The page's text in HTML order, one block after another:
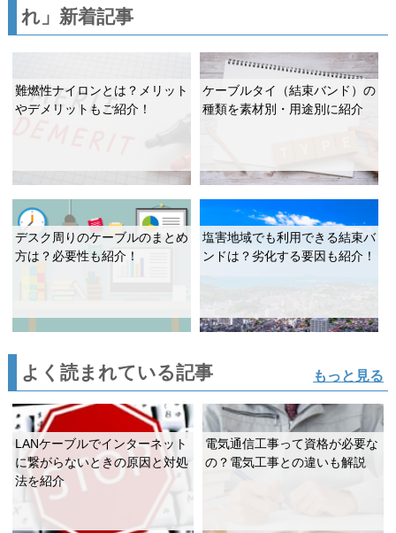
れ」新着記事
難燃性ナイロンとは？メリット
やデメリットもご紹介！
ケーブルタイ（結束バンド）の
種類を素材別・用途別に紹介
デスク周りのケーブルのまとめ
方は？必要性も紹介！
塩害地域でも利用できる結束バ
ンドは？劣化する要因も紹介！
よく読まれている記事 もっと見る
LANケーブルでインターネット
に繋がらないときの原因と対処
法を紹介
電気通信工事って資格が必要な
の？電気工事との違いも解説